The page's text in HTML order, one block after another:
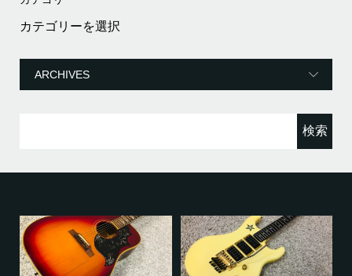
カ
テ
リ